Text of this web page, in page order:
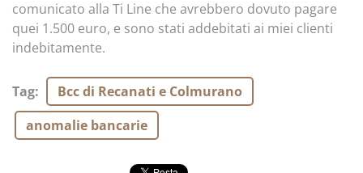
comunicato alla Ti Line che avrebbero dovuto pagare
quei 1.500 euro, e sono stati addebitati ai miei clienti
indebitamente.
Tag:
Bcc di Recanati e Colmurano
anomalie bancarie